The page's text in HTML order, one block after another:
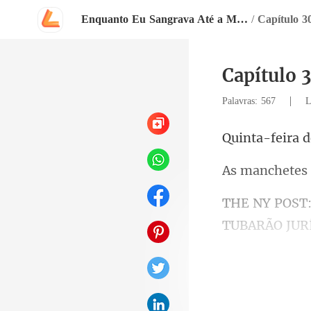
Enquanto Eu Sangrava Até a Morte, Ele Acendia Lanternas Para Ela / Capítulo
Capítulo
Palavras: 567 |
feira d
etes